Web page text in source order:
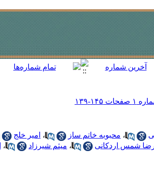
، محبوبه خاتم ساز ، امیر خلج
شمس اردکانی ، میثم شیرزاد ،